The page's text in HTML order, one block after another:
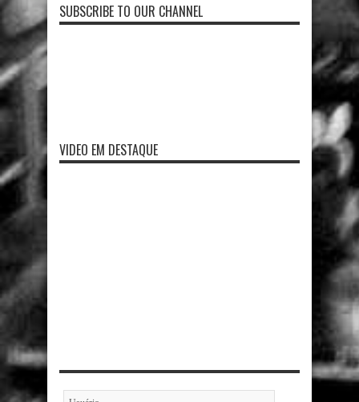
SUBSCRIBE TO OUR CHANNEL
VIDEO EM DESTAQUE